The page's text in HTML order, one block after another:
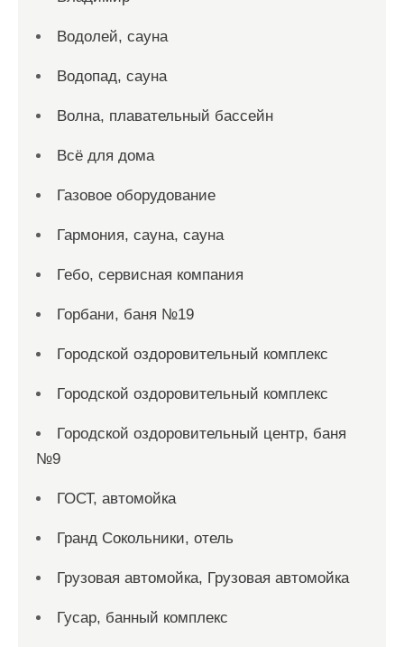
Водолей, сауна
Водопад, сауна
Волна, плавательный бассейн
Всё для дома
Газовое оборудование
Гармония, сауна, сауна
Гебо, сервисная компания
Горбани, баня №19
Городской оздоровительный комплекс
Городской оздоровительный комплекс
Городской оздоровительный центр, баня
№9
ГОСТ, автомойка
Гранд Сокольники, отель
Грузовая автомойка, Грузовая автомойка
Гусар, банный комплекс